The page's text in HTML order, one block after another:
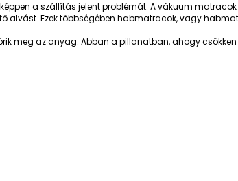
a szállítás jelent problémát. A vákuum
alvást. Ezek többségében habmatracok, vagy
meg az anyag. Abban a pillanatban, ahogy